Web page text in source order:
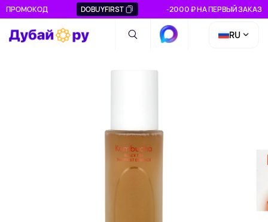
ПРОМОКОД DOBUYFIRST -2000 ₽ НА ПЕРВЫЙ ЗАКАЗ
RU